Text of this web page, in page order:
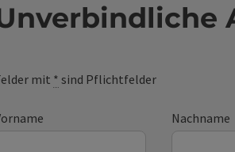
mit * sind Pflichtfelder
Nachname